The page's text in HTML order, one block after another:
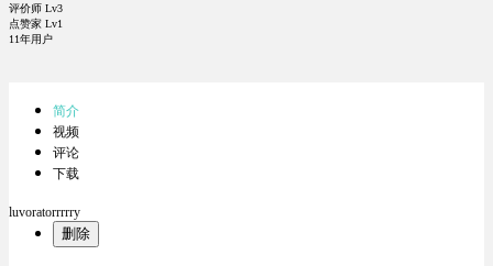
评价师 Lv3
点赞家 Lv1
11年用户
简介
视频
评论
下载
luvoratorrrrry
删除